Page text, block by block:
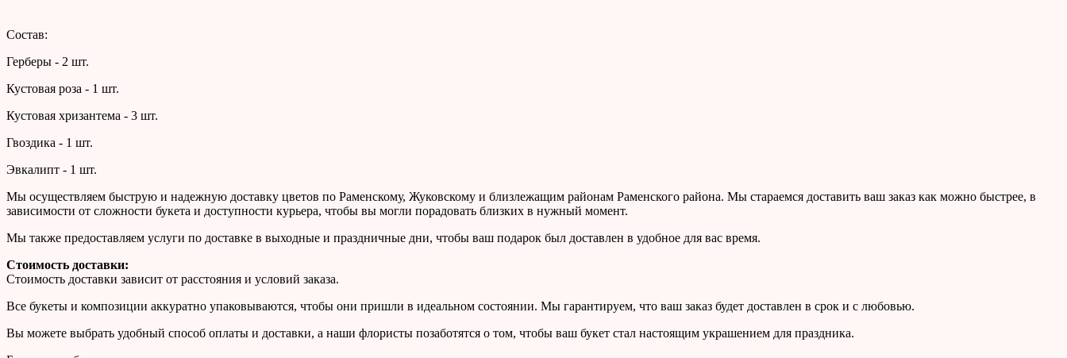
Состав:
Герберы - 2 шт.
Кустовая роза - 1 шт.
Кустовая хризантема - 3 шт.
Гвоздика - 1 шт.
Эвкалипт - 1 шт.
Мы осуществляем быструю и надежную доставку цветов по Раменскому, Жуковскому и близлежащим районам Раменского района. Мы стараемся доставить ваш заказ как можно быстрее, в
зависимости от сложности букета и доступности курьера, чтобы вы могли порадовать близких в нужный момент.
Мы также предоставляем услуги по доставке в выходные и праздничные дни, чтобы ваш подарок был доставлен в удобное для вас время.
Стоимость доставки:
Стоимость доставки зависит от расстояния и условий заказа.
Все букеты и композиции аккуратно упаковываются, чтобы они пришли в идеальном состоянии. Мы гарантируем, что ваш заказ будет доставлен в срок и с любовью.
Вы можете выбрать удобный способ оплаты и доставки, а наши флористы позаботятся о том, чтобы ваш букет стал настоящим украшением для праздника.